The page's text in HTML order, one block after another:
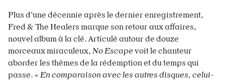
Plus d’une décennie après le dernier enregistrement,
Fred & The Healers marque son retour aux affaires,
nouvel album à la clé. Articulé autour de douze
morceaux miraculeux, No Escape voit le chanteur
aborder les thèmes de la rédemption et du temps qui
passe. « En comparaison avec les autres disques, celui-